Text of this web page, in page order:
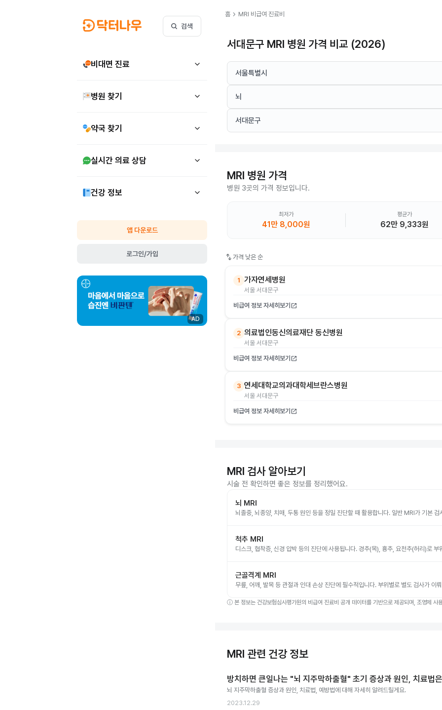
검색
비대면 진료
병원 찾기
약국 찾기
실시간 의료 상담
건강 정보
앱 다운로드
로그인/가입
AD
홈 chevron_right MRI 비급여 진료비
서대문구 MRI 병원 가격 비교 (2026)
서울특별시
뇌
서대문구
MRI 병원 가격
병원 3곳의 가격 정보입니다.
최저가
41만 8,000원
평균가
62만 9,333원
swap_vert 가격 낮은 순
1 가자연세병원
서울 서대문구
비급여 정보 자세히보기 open_in_new
2 의료법인동신의료재단 동신병원
서울 서대문구
비급여 정보 자세히보기 open_in_new
3 연세대학교의과대학세브란스병원
서울 서대문구
비급여 정보 자세히보기 open_in_new
MRI 검사 알아보기
시술 전 확인하면 좋은 정보를 정리했어요.
뇌 MRI
뇌졸중, 뇌종양, 치매, 두통 원인 등을 정밀 진단할 때 활용합니다. 일반 MRI가 기본 검
척추 MRI
디스크, 협착증, 신경 압박 등의 진단에 사용됩니다. 경추(목), 흉추, 요천추(허리)로 부
근골격계 MRI
무릎, 어깨, 발목 등 관절과 인대 손상 진단에 필수적입니다. 부위별로 별도 검사가 이
ⓘ 본 정보는 건강보험심사평가원의 비급여 진료비 공개 데이터를 기반으로 제공되며, 조영제
MRI 관련 건강 정보
방치하면 큰일나는 "뇌 지주막하출혈" 초기 증상과 원인, 치료법
뇌 지주막하출혈 증상과 원인, 치료법, 예방법에 대해 자세히 알려드릴게요.
2023.12.29